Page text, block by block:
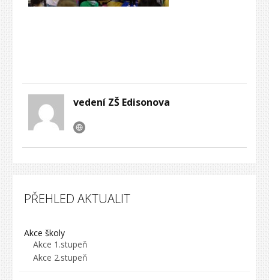
vedení ZŠ Edisonova
PŘEHLED AKTUALIT
Akce školy
Akce 1.stupeň
Akce 2.stupeň